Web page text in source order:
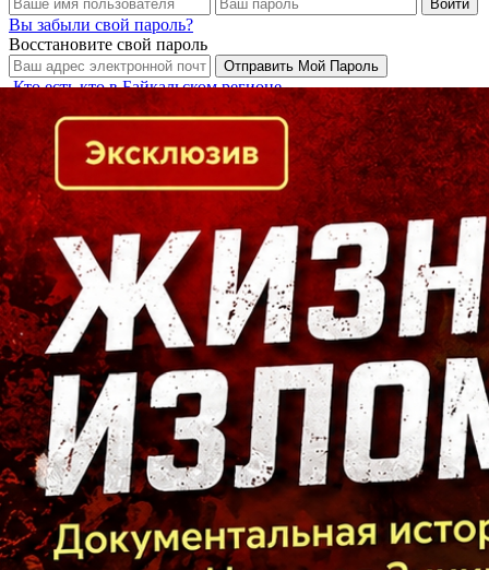
Вы забыли свой пароль?
Восстановите свой пароль
Кто есть кто в Байкальском регионе